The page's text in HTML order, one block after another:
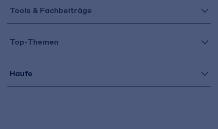
Tools & Fachbeiträge
Top-Themen
Haufe